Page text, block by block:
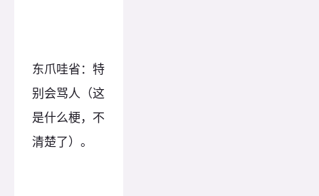
东爪哇省：特
别会骂人（这
是什么梗，不
清楚了）。